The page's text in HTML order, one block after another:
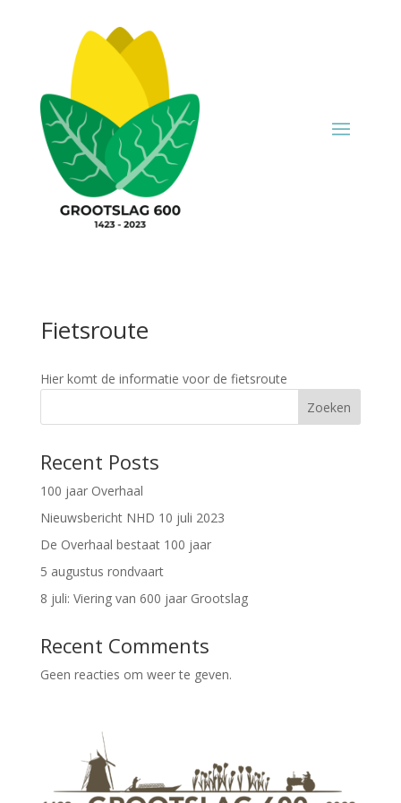
Fietsroute
Hier komt de informatie voor de fietsroute
Zoeken
Recent Posts
100 jaar Overhaal
Nieuwsbericht NHD 10 juli 2023
De Overhaal bestaat 100 jaar
5 augustus rondvaart
8 juli: Viering van 600 jaar Grootslag
Recent Comments
Geen reacties om weer te geven.